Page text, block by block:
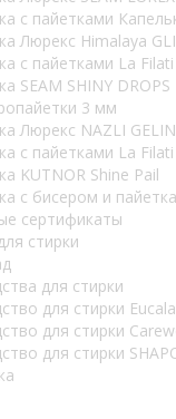
с пайетками
Люрекс Himalaya
с пайетками La
SEAM SHINY DROPS
3 мм
Люрекс NAZLI
с пайетками La
KUTNOR Shine Pail
с бисером и
сертификаты
стирки
для стирки
для стирки
для стирки
для стирки